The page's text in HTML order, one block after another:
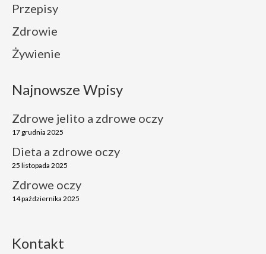
Przepisy
Zdrowie
Żywienie
Najnowsze Wpisy
Zdrowe jelito a zdrowe oczy
17 grudnia 2025
Dieta a zdrowe oczy
25 listopada 2025
Zdrowe oczy
14 października 2025
Kontakt